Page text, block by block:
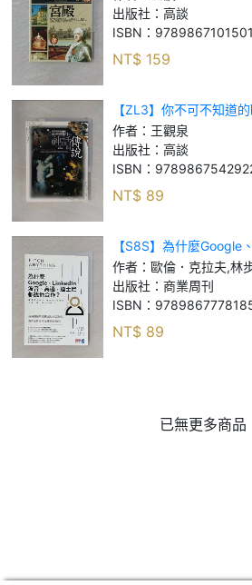
出版社： 高談
ISBN： 9789867101501
NT$ 159
【ZL3】你不可不知道
王觀泉
作者： 王觀泉
出版社： 高談
ISBN：
NT$ 89
【S8S】為什麼Google
迪士尼都找他合作？：
的快‧精‧準攻心術_歐倫．
作者： 歐倫．克拉夫,林
出版社： 商業周刊
ISBN：
NT$ 89
已無更多商品